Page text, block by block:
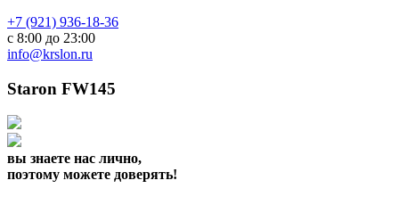
+7 (921) 936-18-36
с 8:00 до 23:00
info@krslon.ru
Staron FW145
вы знаете нас лично,
поэтому можете доверять!